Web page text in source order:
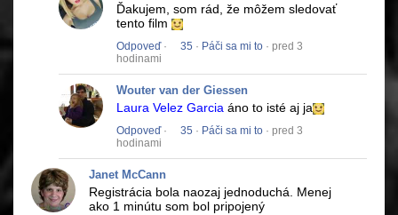
Ďakujem, som rád, že môžem sledovať
tento film
Odpoveď· 35 · Páči sa mi to · pred 3
hodinami
Wouter van der Giessen
Laura Velez Garcia áno to isté aj ja
Odpoveď· 35 · Páči sa mi to · pred 3
hodinami
Janet McCann
Registrácia bola naozaj jednoduchá. Menej
ako 1 minútu som bol pripojený